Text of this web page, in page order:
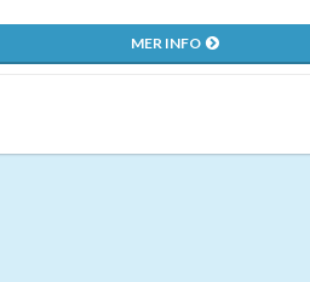
MER INFO